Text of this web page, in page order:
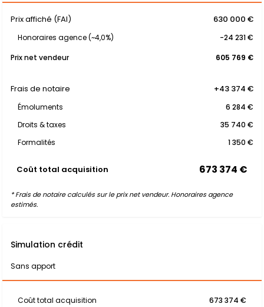
Prix affiché (FAI) 630 000 €
Honoraires agence (~4,0%)
-24 231 €
Prix net vendeur
605 769 €
Frais de notaire +43 374 €
Émoluments
6 284 €
Droits & taxes
35 740 €
Formalités
1 350 €
Coût total acquisition 673 374 €
* Frais de notaire calculés sur le prix net vendeur. Honoraires agence
estimés.
Simulation crédit
Sans apport
Coût total acquisition 673 374 €